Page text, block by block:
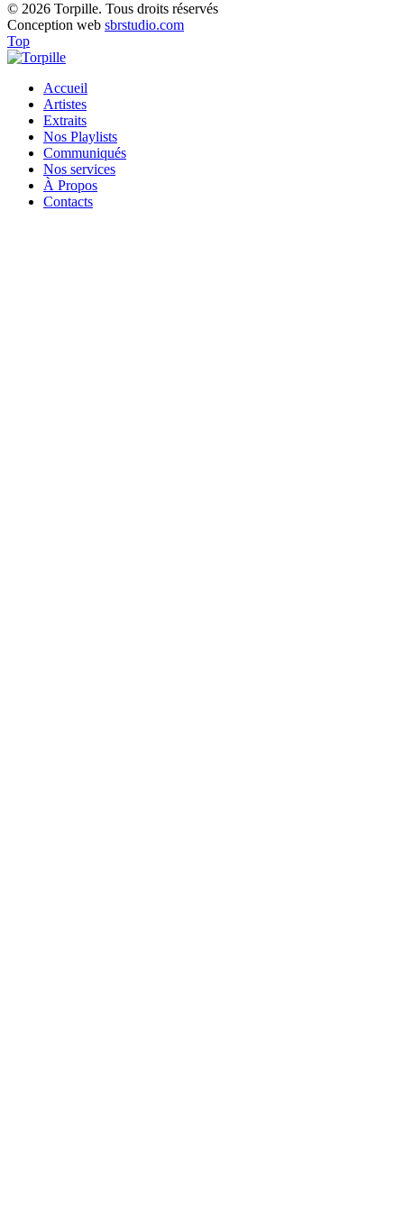
© 2026 Torpille. Tous droits réservés
Conception web sbrstudio.com
Top
Accueil
Artistes
Extraits
Nos Playlists
Communiqués
Nos services
À Propos
Contacts